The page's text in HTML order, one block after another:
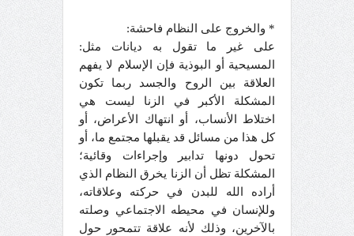
* والخروج على النظام فاحشة:
على غير ما تقول به ديانات مثل:
المسيحية أو البوذية فإن الإسلام لا يفهم
العلاقة بين الروح والجسد ربما تكون
المشكلة الأكبر في الزنا ليست هي
اختلاط الأنساب، أو انتهاك الأعراض، أو
كل هذا من مسائل قد يقبلها مجتمع ما، أو
تحول دونها تدابير وإجراءات وقائية؛
المشكلة تظل أن الزنا يخرق النظام الذي
أراده الله للبدن في حركته وعلاقاته،
وللإنسان في محيطه الاجتماعي وصلته
بالآخرين، وذلك لأنه علاقة تتمحور حول